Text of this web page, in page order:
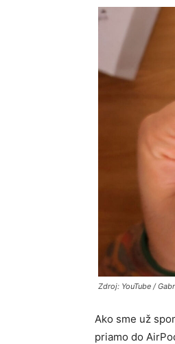
Zdroj: YouTube /
Ako sme už
priamo do